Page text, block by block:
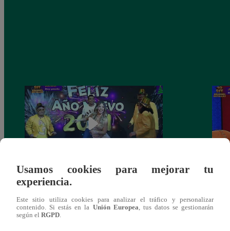
Josimar armó una tremenda fiesta de año
Usamos cookies para mejorar tu
experiencia.
Este sitio utiliza cookies para analizar el tráfico y personalizar
contenido. Si estás en la Unión Europea, tus datos se gestionarán
según el RGPD.